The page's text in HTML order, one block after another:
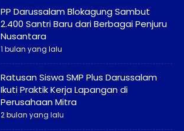
PP Darussalam Blokagung Sambut
2.400 Santri Baru dari Berbagai Penjuru
Nusantara
1 bulan yang lalu
Ratusan Siswa SMP Plus Darussalam
Ikuti Praktik Kerja Lapangan di
Perusahaan Mitra
2 bulan yang lalu